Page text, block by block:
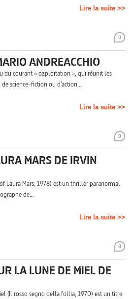
Lire la suite >>
0
ANDREACCHIO
du courant « ozploitation », qui réunit les
science-fiction ou d’action…
Lire la suite >>
0
MARS DE IRVIN
of Laura Mars, 1978) est un thriller paranormal
de…
Lire la suite >>
0
LA LUNE DE MIEL DE
(Il rosso segno della follia, 1970) est un titre